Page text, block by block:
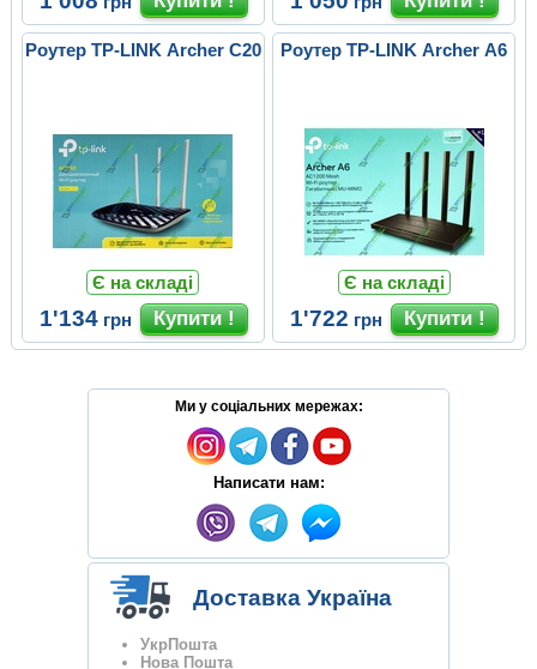
Роутер TP-LINK Archer C20
Є на складі
1'134 грн
Роутер TP-LINK Archer A6
Є на складі
1'722 грн
Ми у соціальних мережах:
Написати нам:
Доставка Україна
УкрПошта
Нова Пошта